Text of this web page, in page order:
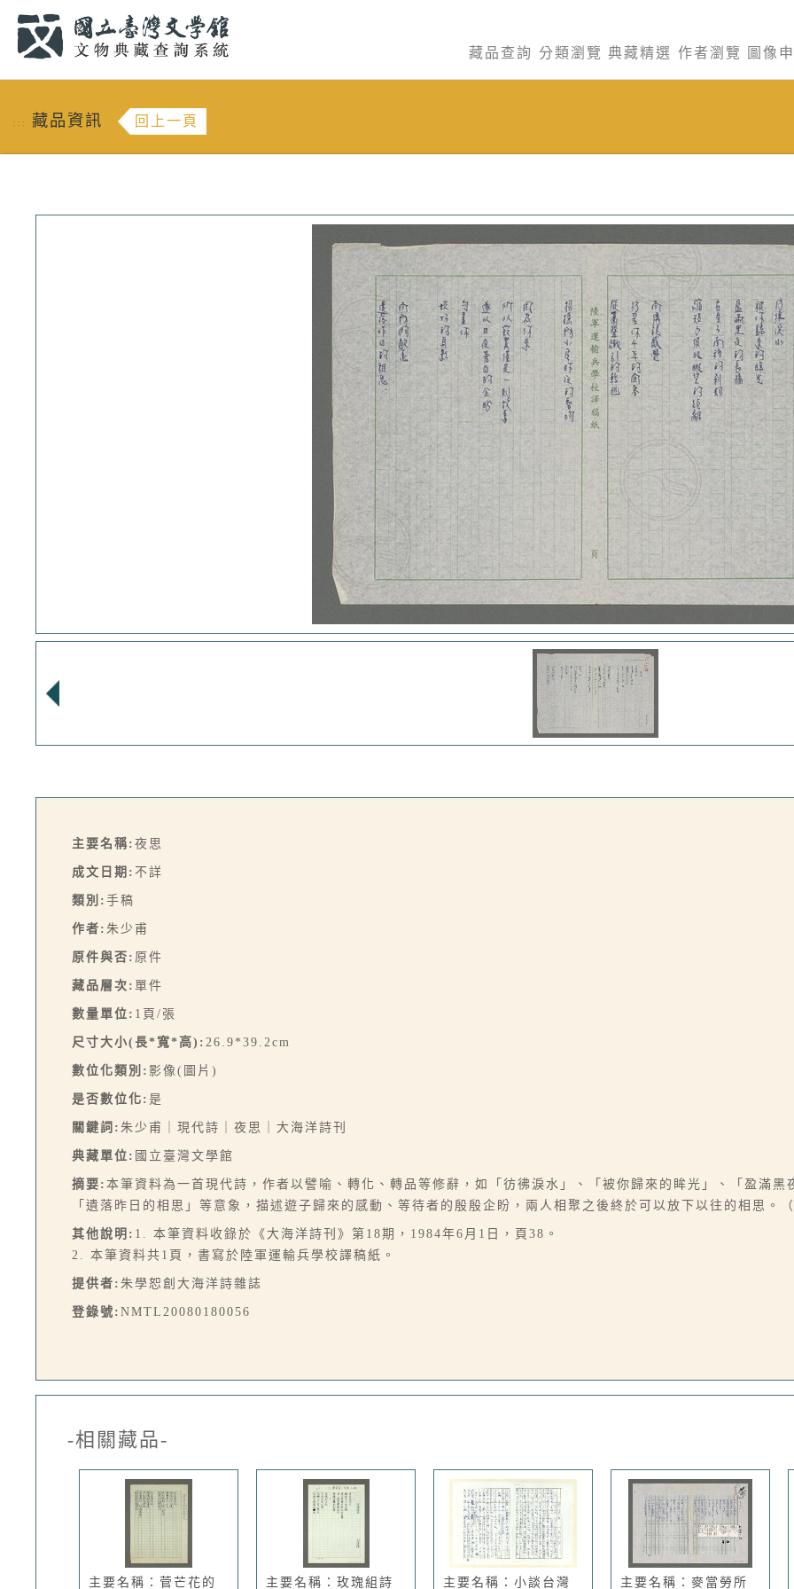
藏品查詢 分類瀏覽 典藏精選 作者瀏覽 圖像
::: 藏品資訊 回上一頁
主要名稱: 夜思
成文日期: 不詳
類別: 手稿
作者: 朱少甫
原件與否: 原件
藏品層次: 單件
數量單位: 1頁/張
尺寸大小(長*寬*高): 26.9*39.2cm
數位化類別: 影像(圖片)
是否數位化: 是
關鍵詞: 朱少甫｜現代詩｜夜思｜大海洋詩刊
典藏單位: 國立臺灣文學館
摘要: 本筆資料為一首現代詩，作者以譬喻、轉化、轉品等修辭，如「彷彿淚水」、「被你歸來的眸光」、「盈滿
「遺落昨日的相思」等意象，描述遊子歸來的感動、等待者的殷殷企盼，兩人相聚之後終於可以放下以往的相思。
其他說明: 1. 本筆資料收錄於《大海洋詩刊》第18期，1984年6月1日，頁38。
2. 本筆資料共1頁，書寫於陸軍運輸兵學校譯稿紙。
提供者: 朱學恕創大海洋詩雜誌
登錄號: NMTL20080180056
-相關藏品-
主要名稱：菅芒花的 主要名稱：玫瑰組詩 主要名稱：小談台灣 主要名稱：麥當勞所